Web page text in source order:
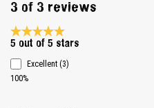
3 of 3 reviews
Average rating 5 of 5 Stars
5 out of 5 stars
Excellent (3)
100%